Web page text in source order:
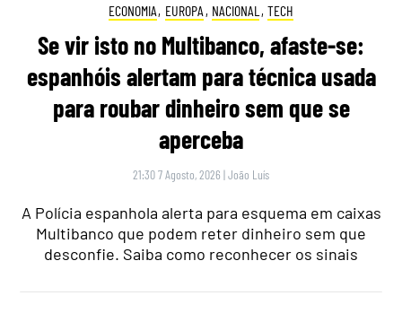
ECONOMIA, EUROPA , NACIONAL , TECH
Se vir isto no Multibanco, afaste-se:
espanhóis alertam para técnica usada
para roubar dinheiro sem que se
aperceba
21:30 7 Agosto, 2026 |João Luís
A Polícia espanhola alerta para esquema em caixas
Multibanco que podem reter dinheiro sem que
desconfie. Saiba como reconhecer os sinais